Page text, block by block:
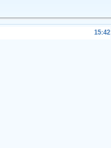
15:42